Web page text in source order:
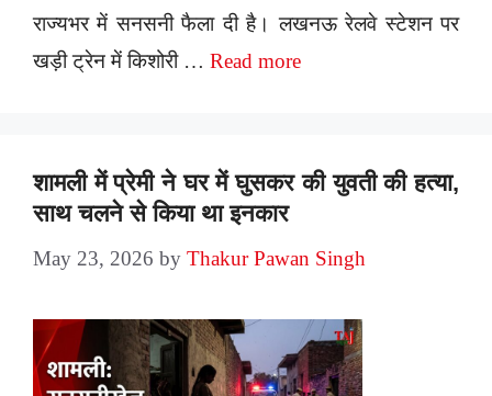
राज्यभर में सनसनी फैला दी है। लखनऊ रेलवे स्टेशन पर
खड़ी ट्रेन में किशोरी … Read more
शामली में प्रेमी ने घर में घुसकर की युवती की हत्या,
साथ चलने से किया था इनकार
May 23, 2026 by Thakur Pawan Singh